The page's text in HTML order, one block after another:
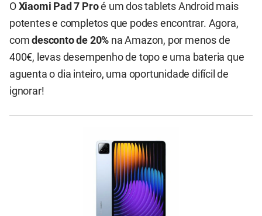
O Xiaomi Pad 7 Proé um dos tablets Android mais
potentes e completos que podes encontrar. Agora,
comdesconto de 20% na Amazon, por menos de
400€, levas desempenho de topo e uma bateria que
aguenta o dia inteiro, uma oportunidade difícil de
ignorar!